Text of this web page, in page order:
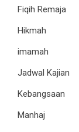
Fiqih Remaja
Hikmah
imamah
Jadwal Kajian
Kebangsaan
Manhaj